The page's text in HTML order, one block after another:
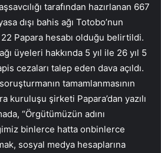
tarafından hazırlanan 667
dışı bahis ağı Totobo’nun
Papara hesabı olduğu belirtildi.
üyeleri hakkında 5 yıl ile 26 yıl 5
cezaları talep eden dava açıldı.
tamamlanmasının
kuruluşu şirketi Papara’dan yazılı
“Örgütümüzün adını
binlerce hatta onbinlerce
sosyal medya hesaplarına